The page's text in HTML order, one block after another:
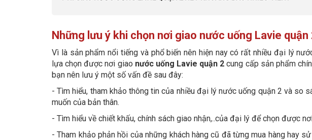
Những lưu ý khi chọn nơi giao nước uống Lavie quận
Vì là sản phẩm nổi tiếng và phổ biến nên hiện nay có rất nhiều đại lý
lựa chọn được nơi giao nước uống Lavie quận 2 cung cấp sản phẩm
bạn nên lưu ý một số vấn đề sau đây:
- Tìm hiểu, tham khảo thông tin của nhiều đại lý nước uống quận 2 và so
muốn của bản thân.
- Tìm hiểu về chiết khấu, chính sách giao nhận,..của đại lý để chọn được
- Tham khảo phản hồi của những khách hàng cũ đã từng mua hàng hay